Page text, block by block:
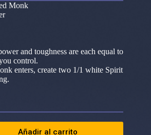
Monk
and toughness are each equal to
control.
enters, create two 1/1 white Spirit
Añadir al carrito